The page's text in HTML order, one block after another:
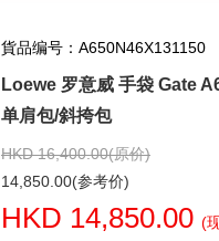
貨品编号：A650N46X131150
Loewe 罗意威 手袋 Gate
单肩包/斜挎包
HKD 16,400.00(原价)
14,850.00(参考价)
HKD 14,850.00 (